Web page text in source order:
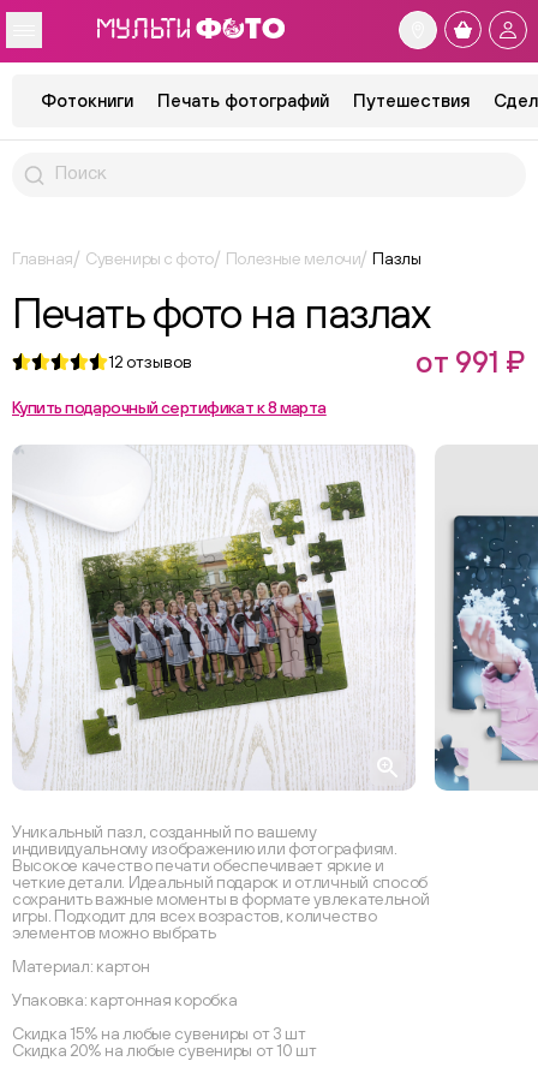
Фотокниги Печать фотографий Путешествия
Главная Сувениры с фото Полезные мелочи Пазлы
Уникальный пазл, созданный по вашему
индивидуальному изображению или фотографиям.
Высокое качество печати обеспечивает яркие и
четкие детали. Идеальный подарок и отличный способ
сохранить важные моменты в формате увлекательной
игры. Подходит для всех возрастов, количество
элементов можно выбрать
Материал: картон
Упаковка: картонная коробка
Скидка 15% на любые сувениры от 3 шт
Скидка 20% на любые сувениры от 10 шт
Печать фото на пазлах
12 отзывов от 991 ₽
Купить подарочный сертификат к 8 марта